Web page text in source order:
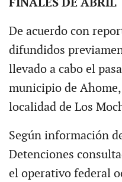
FINALES DE ABRIL
De acuerdo con
difundidos
llevado a cabo el
municipio de
localidad de Los
Según información
Detenciones
el operativo federal